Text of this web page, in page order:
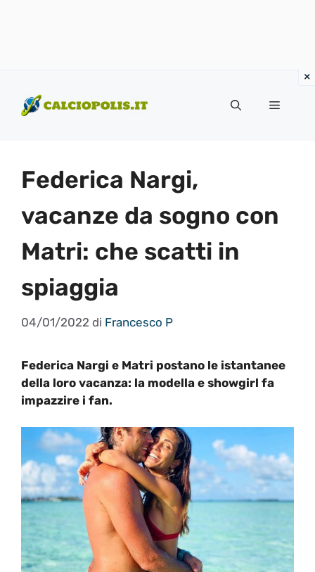
contenuto
Menu
Federica Nargi,
vacanze da sogno con
Matri: che scatti in
spiaggia
04/01/2022 di Francesco P
Federica Nargi e Matri postano le istantanee
della loro vacanza: la modella e showgirl fa
impazzire i fan.